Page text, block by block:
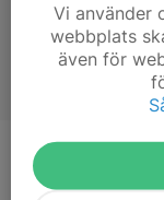
Titel
Vi använder
webbplats
även för